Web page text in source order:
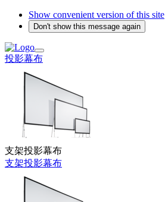
Show convenient version of this site
Don't show this message again
投影幕布
支架投影幕布
支架投影幕布